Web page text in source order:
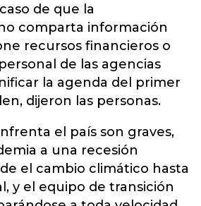
de que la
comparta información
recursos financieros o
de las agencias
la agenda del primer
dijeron las personas.
el país son graves,
a una recesión
el cambio climático hasta
y el equipo de transición